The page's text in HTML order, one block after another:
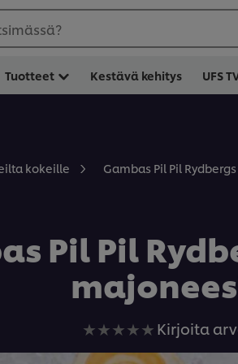
Tuotteet Kestävä kehitys UFS
kokeille Gambas Pil Pil
Pil Pil
Ei
Kirjoita